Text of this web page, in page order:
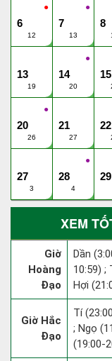
●
6
12
●
7
13
8
13
19
●
14
20
15
●
20
26
21
27
22
27
3
●
28
4
29
XEM
Giờ
Hoàng
Đạo
Dần
10:59) ;
Hợi
Giờ Hắc
Đạo
Tí
; Ngọ
(19:00-